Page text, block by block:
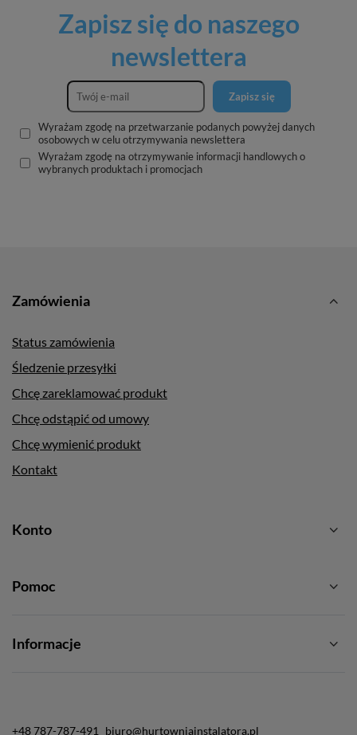
Zapisz się do naszego
newslettera
Zapisz się
Wyrażam zgodę na przetwarzanie podanych powyżej danych
osobowych w celu otrzymywania newslettera
Wyrażam zgodę na otrzymywanie informacji handlowych o
wybranych produktach i promocjach
Zamówienia
Status zamówienia
Śledzenie przesyłki
Chcę zareklamować produkt
Chcę odstąpić od umowy
Chcę wymienić produkt
Kontakt
Konto
Pomoc
Informacje
+48 787-787-491 biuro@hurtowniainstalatora.pl